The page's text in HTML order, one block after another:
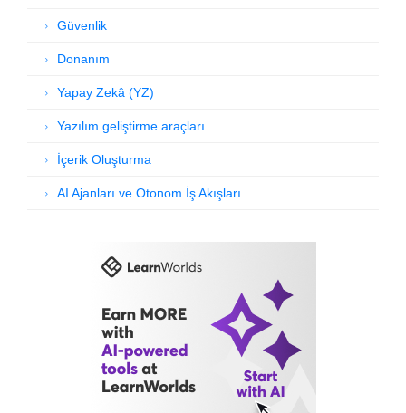
Güvenlik
Donanım
Yapay Zekâ (YZ)
Yazılım geliştirme araçları
İçerik Oluşturma
AI Ajanları ve Otonom İş Akışları